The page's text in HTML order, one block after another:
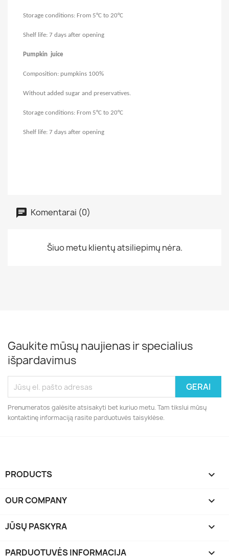
Storage conditions: From 5°C to 20°C
Shelf life: 7 days after opening
Pumpkin juice
Composition: pumpkins 100%
Without added sugar and preservatives.
Storage conditions: From 5°C to 20°C
Shelf life: 7 days after opening
Komentarai (0)
Šiuo metu klientų atsiliepimų nėra.
Gaukite mūsų naujienas ir specialius
išpardavimus
Prenumeratos galėsite atsisakyti bet kuriuo metu. Tam tikslui mūsų
kontaktinę informaciją rasite parduotuvės taisyklėse.
PRODUCTS 
OUR COMPANY 
JŪSŲ PASKYRA 
PARDUOTUVĖS INFORMACIJA keyboard_arrow_down